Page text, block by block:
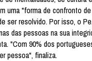
uma "forma de confronto
ser resolvido. Por isso, o
das pessoas na sua
"Com 90% dos
pessoa", finaliza.